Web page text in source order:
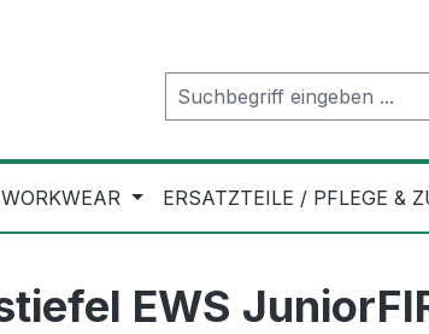
WORKWEAR ERSATZTEILE / PFLEGE &
EWS